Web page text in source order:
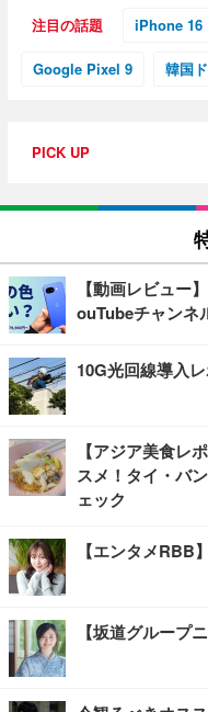
注目の話題 iPhone 16
Google Pixel 9 韓国
PICK UP
【動画レビュー
ouTubeチャンネ
10G光回線導入
【アジア美食レ
スメ！タイ・バ
ェック
【エンタメRBB
【坂道グループ